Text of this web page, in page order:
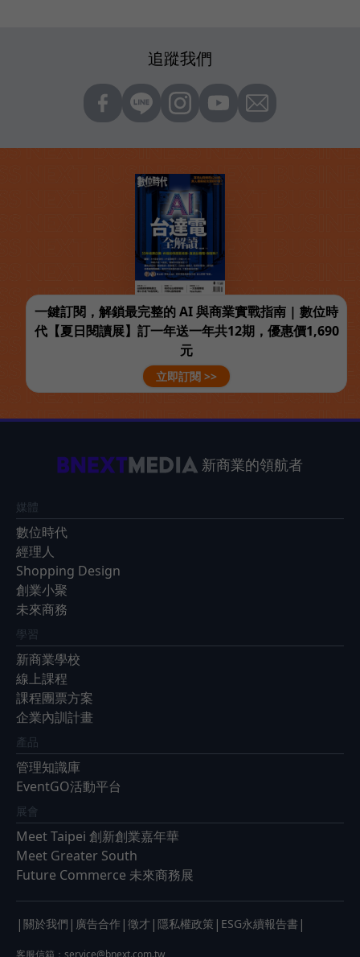
追蹤我們
一鍵訂閱，解鎖最完整的 AI 與商業實戰指南 | 數位時
代【夏日閱讀展】訂一年送一年共12期，優惠價1,690
元
立即訂閱 >>
新商業的領航者
媒體
數位時代
經理人
Shopping Design
創業小聚
未來商務
學習
新商業學校
線上課程
課程團票方案
企業內訓計畫
產品
管理知識庫
EventGO活動平台
展會
Meet Taipei 創新創業嘉年華
Meet Greater South
Future Commerce 未來商務展
| 關於我們 | 廣告合作 | 徵才 | 隱私權政策 | ESG永續報告書 |
客服信箱： service@bnext.com.tw